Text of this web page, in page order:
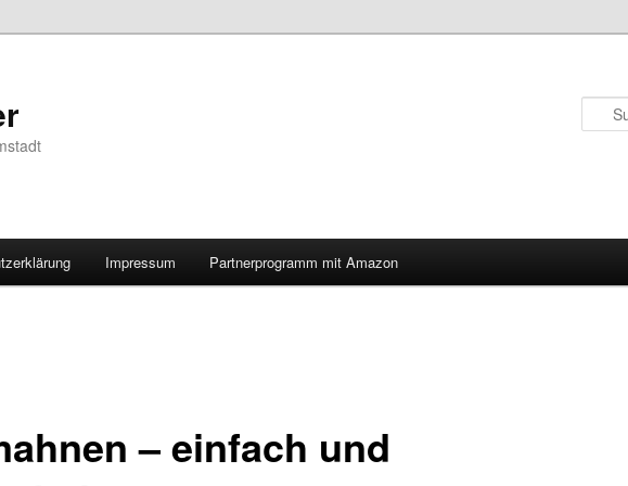
Impressum Partnerprogramm mit Amazon
– einfach und